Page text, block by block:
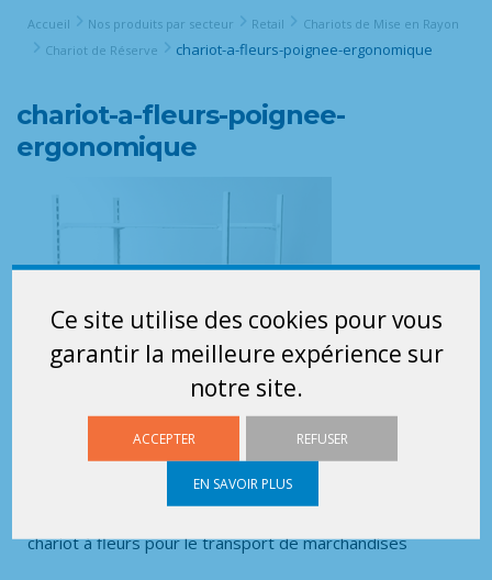
Ce site utilise des cookies pour vous
garantir la meilleure expérience sur
notre site.
ACCEPTER REFUSER
EN SAVOIR PLUS
Accueil Nos produits par secteur Retail
Chariots de Mise en Rayon
Chariot de Réserve
chariot-a-fleurs-poignee-ergonomique
chariot-a-fleurs-poignee-
ergonomique
chariot à fleurs pour le transport de marchandises